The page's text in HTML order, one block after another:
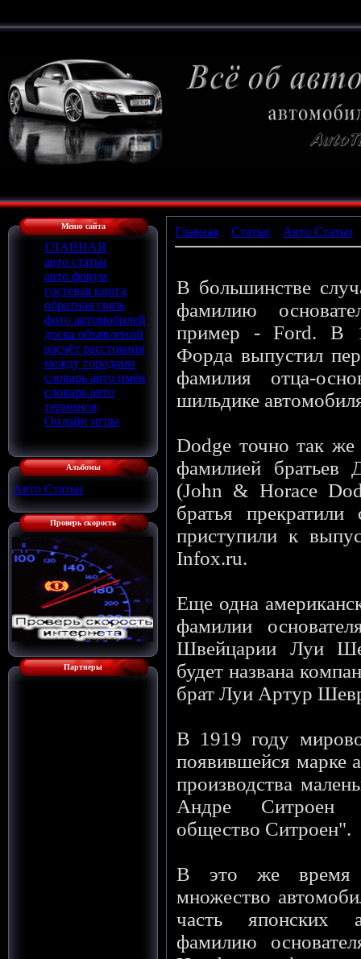
Меню сайта
ГЛАВНАЯ
авто статьи
авто форум
гостевая книга
обратная связь
фото автомобилей
доска объявлений
расчёт расстояния
между городами
словарь авто имён
словарь авто
терминов
Онлайн игры
Альбомы
Авто Статьи
Проверь скорость
Партнеры
Главная Статьи Авто Статьи
В большинстве
фамилию
пример - Ford. В
Форда выпустил
фамилия отца-
шильдике
Dodge точно так
фамилией
(John & Horace
братья
приступили к
Infox.ru.
Еще одна
фамилии
Швейцарии Луи
будет названа
брат Луи Артур
В 1919 году
появившейся марке
производства
Андре Ситроен
общество Ситроен".
В это же время
множество
часть японских
фамилию